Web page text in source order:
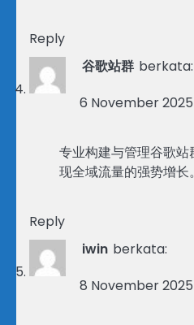
Reply
谷歌站群 berkata:
6 November
专业构建与管理谷歌
现全域流量的强势增长。
Reply
iwin berkata:
8 November